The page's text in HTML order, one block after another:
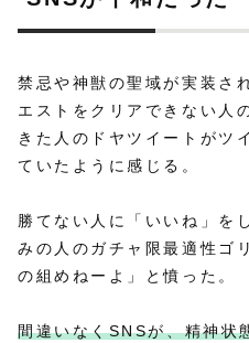
禁忌や神獣の聖域が実装さ
エストをクリアできない人
きた人のドヤツイートがツ
ていたように感じる。
勝てない人に「いいね」を
みの人のガチャ限最適性ゴ
の組めねーよ」と憤った。
間違いなくSNSが、精神状